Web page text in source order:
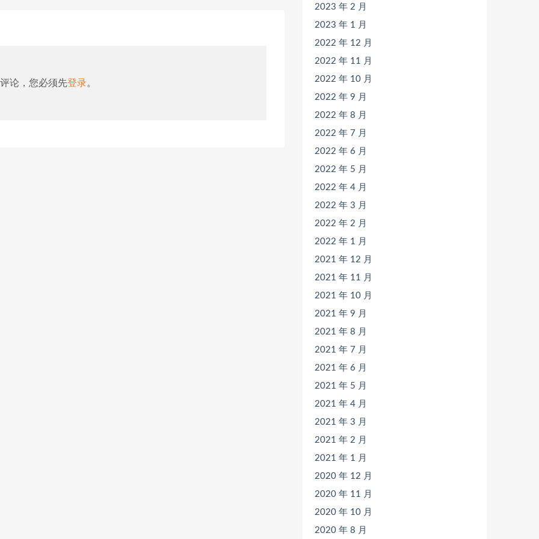
论，您必须先登录。
2023 年 2 月
2023 年 1 月
2022 年 12 月
2022 年 11 月
2022 年 10 月
2022 年 9 月
2022 年 8 月
2022 年 7 月
2022 年 6 月
2022 年 5 月
2022 年 4 月
2022 年 3 月
2022 年 2 月
2022 年 1 月
2021 年 12 月
2021 年 11 月
2021 年 10 月
2021 年 9 月
2021 年 8 月
2021 年 7 月
2021 年 6 月
2021 年 5 月
2021 年 4 月
2021 年 3 月
2021 年 2 月
2021 年 1 月
2020 年 12 月
2020 年 11 月
2020 年 10 月
2020 年 8 月